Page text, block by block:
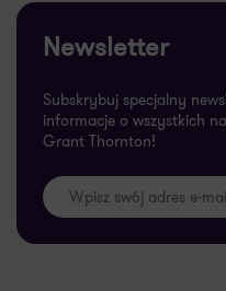
Newsletter
Subskrybuj specjalny
informacje o wszystkich
Grant Thornton!